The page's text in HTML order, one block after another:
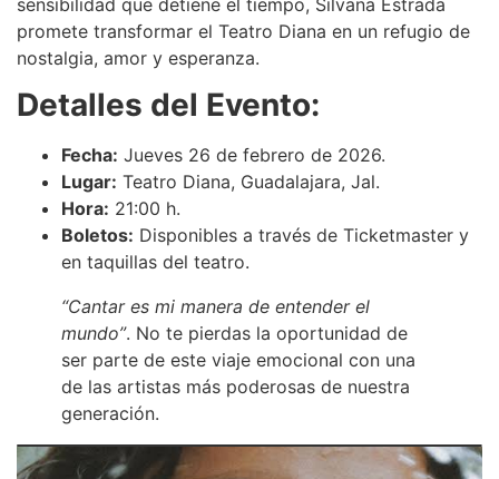
promete transformar el Teatro Diana en un refugio de
nostalgia, amor y esperanza.
Detalles del Evento:
Fecha: Jueves 26 de febrero de 2026.
Lugar: Teatro Diana, Guadalajara, Jal.
Hora: 21:00 h.
Boletos: Disponibles a través de Ticketmaster y
en taquillas del teatro.
“Cantar es mi manera de entender el
mundo”. No te pierdas la oportunidad de
ser parte de este viaje emocional con una
de las artistas más poderosas de nuestra
generación.